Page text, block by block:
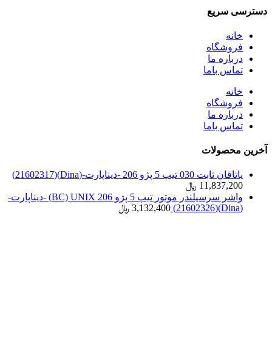
دسترسی سریع
خانه
فروشگاه
درباره ما
تماس باما
خانه
فروشگاه
درباره ما
تماس باما
آخرین محصولات
یاتاقان ثابت 030 تیپ 5 پژو 206 -دیناپارت-(Dina)(21602317)
11,837,200 ﷼
واشر سرسیلندر موتور تیپ 5 پژو 206 BC) UNIX) -دیناپارت-
(Dina)(21602326)
3,132,400 ﷼